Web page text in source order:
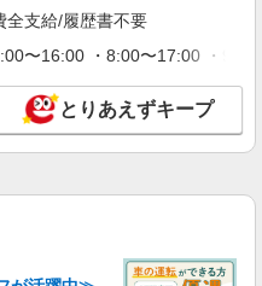
2125円 ＜日払い有/週払い有/交
ン代含む)＞
詳細を見る
/MD23
グループホームなど様々な勤
全支給/履歴書不要
〜16:00 ・8:00〜17:00 ・
とりあえずキープ